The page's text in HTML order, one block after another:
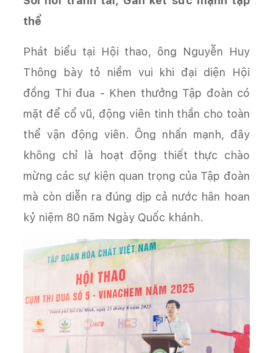
thể
Phát biểu tại Hội thao, ông Nguyễn Huy
Thông bày tỏ niềm vui khi đại diện Hội
đồng Thi đua - Khen thưởng Tập đoàn có
mặt để cổ vũ, động viên tinh thần cho toàn
thể vận động viên. Ông nhấn mạnh, đây
không chỉ là hoạt động thiết thực chào
mừng các sự kiện quan trọng của Tập đoàn
mà còn diễn ra đúng dịp cả nước hân hoan
kỷ niệm 80 năm Ngày Quốc khánh.